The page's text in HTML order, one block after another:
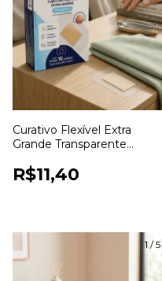
Curativo Flexível Extra
Grande Transparente
Ferimentos
R$11,40
1/5